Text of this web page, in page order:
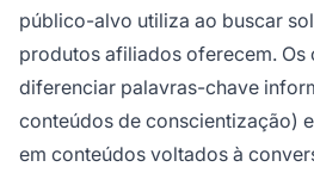
público-alvo utiliza ao buscar
produtos afiliados oferecem. Os
diferenciar palavras-chave
conteúdos de conscientização)
em conteúdos voltados à